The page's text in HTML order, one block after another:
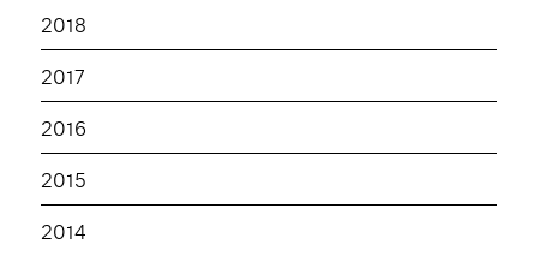
2018
2017
2016
2015
2014